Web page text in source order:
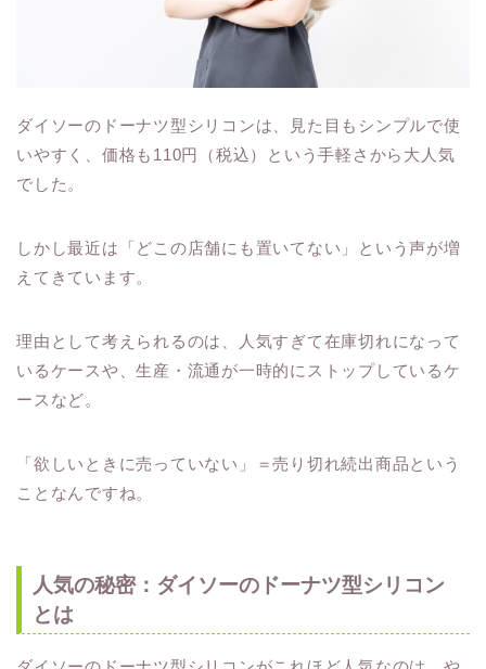
ダイソーのドーナツ型シリコンは、見た目もシンプルで使
いやすく、価格も110円（税込）という手軽さから大人気
でした。
しかし最近は「どこの店舗にも置いてない」という声が増
えてきています。
理由として考えられるのは、人気すぎて在庫切れになって
いるケースや、生産・流通が一時的にストップしているケ
ースなど。
「欲しいときに売っていない」＝売り切れ続出商品という
ことなんですね。
人気の秘密：ダイソーのドーナツ型シリコン
とは